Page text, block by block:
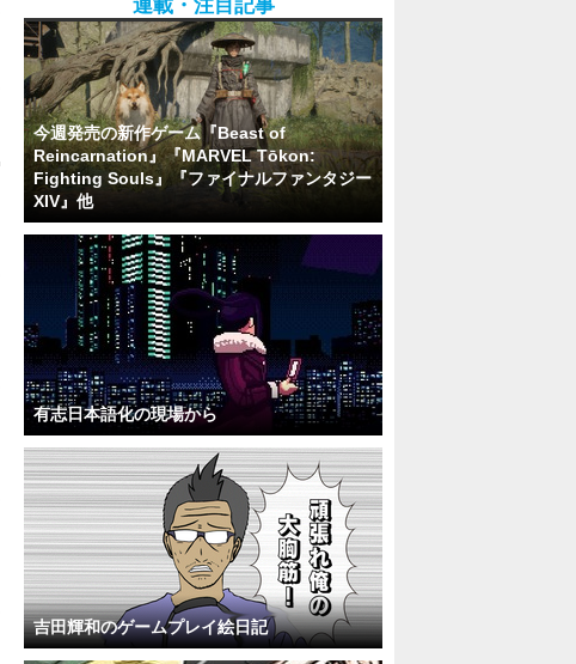
連載・注目記事
今週発売の新作ゲーム『Beast of
Reincarnation』『MARVEL Tōkon:
Fighting Souls』『ファイナルファンタジー
XIV』他
有志日本語化の現場から
吉田輝和のゲームプレイ絵日記